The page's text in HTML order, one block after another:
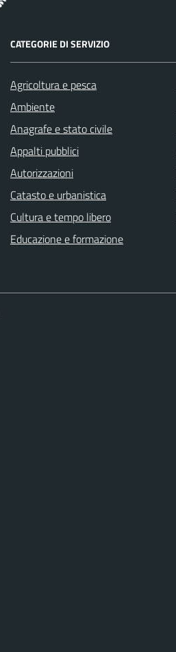
CATEGORIE DI SERVIZIO
Agricoltura e pesca
Ambiente
Anagrafe e stato civile
Appalti pubblici
Autorizzazioni
Catasto e urbanistica
Cultura e tempo libero
Educazione e formazione